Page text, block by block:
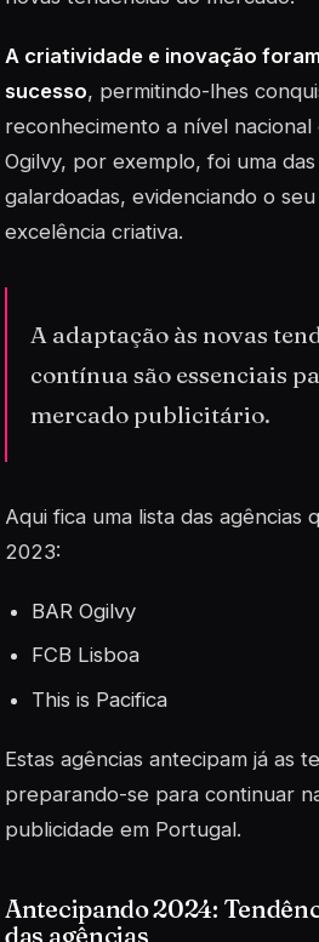
A criatividade e inovação
sucesso, permitindo-lhes
reconhecimento a nível
Ogilvy, por exemplo, foi uma das
galardoadas, evidenciando o
excelência criativa.
A adaptação às novas
contínua são essenciais
mercado publicitário.
Aqui fica uma lista das agências
2023:
BAR Ogilvy
FCB Lisboa
This is Pacifica
Estas agências antecipam já as
preparando-se para continuar
publicidade em Portugal.
Antecipando 2024:
das agências